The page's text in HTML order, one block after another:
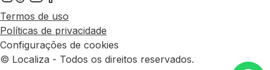
Termos de uso
Políticas de privacidade
Configurações de cookies
© Localiza - Todos os direitos reservados.